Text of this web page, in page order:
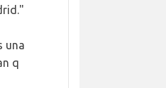
una
q